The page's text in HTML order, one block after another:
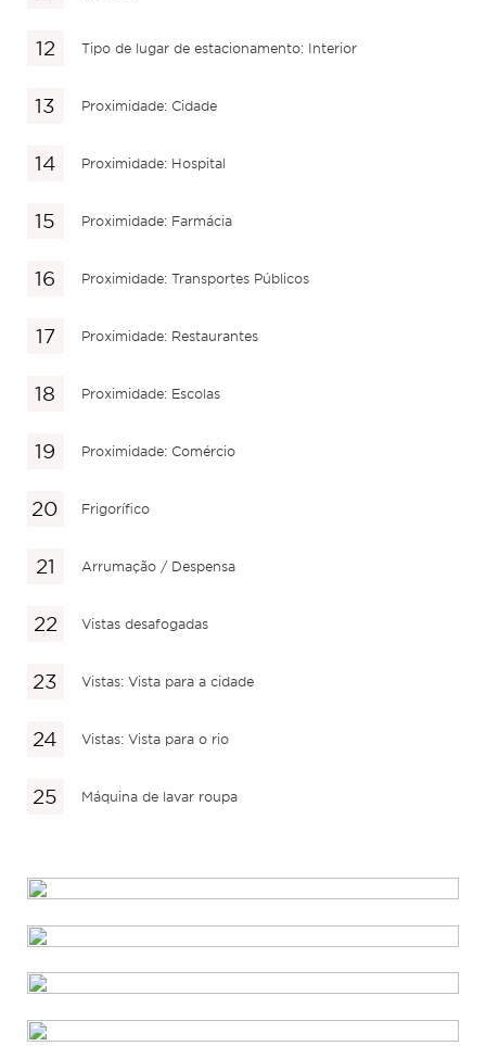
Tipo de lugar de estacionamento: Interior
Proximidade: Cidade
Proximidade: Hospital
Proximidade: Farmácia
Proximidade: Transportes Públicos
Proximidade: Restaurantes
Proximidade: Escolas
Proximidade: Comércio
Frigorífico
Arrumação / Despensa
Vistas desafogadas
Vistas: Vista para a cidade
Vistas: Vista para o rio
Máquina de lavar roupa